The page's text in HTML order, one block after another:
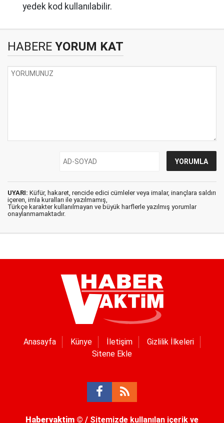
yedek kod kullanılabilir.
HABERE YORUM KAT
UYARI: Küfür, hakaret, rencide edici cümleler veya imalar, inançlara saldırı
içeren, imla kuralları ile yazılmamış,
Türkçe karakter kullanılmayan ve büyük harflerle yazılmış yorumlar
onaylanmamaktadır.
Anasayfa Künye İletişim
Gizlilik İlkeleri
Sitene Ekle
Habervaktim © / Sitemizde kullanılan içerik ve